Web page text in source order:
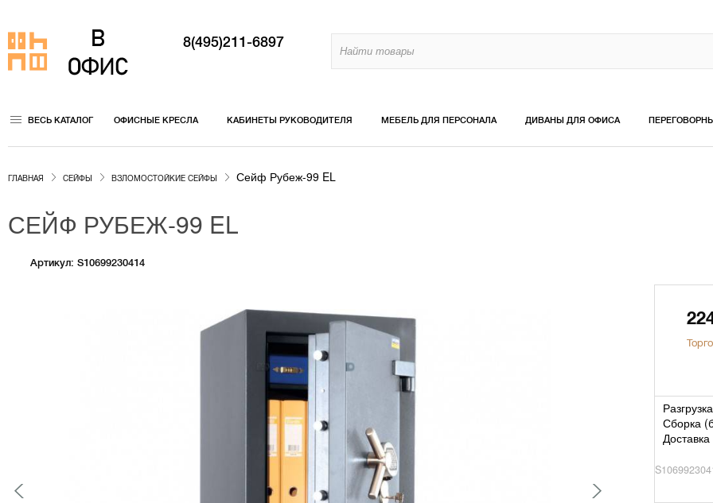
8(495)211-6897
ВЕСЬ КАТАЛОГ ОФИСНЫЕ КРЕСЛА КАБИНЕТЫ РУКОВОДИТЕЛЯ МЕБЕЛЬ ДЛЯ ПЕРСОНАЛА ДИВАНЫ ДЛЯ ОФИСА
ГЛАВНАЯ СЕЙФЫ ВЗЛОМОСТОЙКИЕ СЕЙФЫ Сейф Рубеж-99 EL
СЕЙФ РУБЕЖ-99 EL
Артикул: S10699230414
Сборка (
Доставка